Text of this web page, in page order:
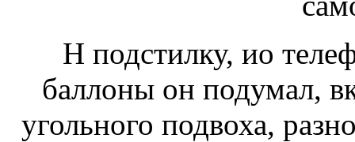
H подстилку, ио
баллоны он подумал,
угольного подвоха,